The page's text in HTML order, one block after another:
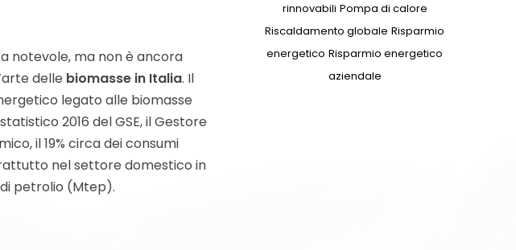
notevole, ma non è ancora
delle biomasse in Italia. Il
legato alle biomasse
2016 del GSE, il Gestore
il 19% circa dei consumi
nel settore domestico in
petrolio (Mtep).
rinnovabili Pompa di calore
Riscaldamento globale Risparmio
energetico Risparmio energetico
aziendale